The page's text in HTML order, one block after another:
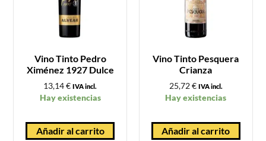
Vino Tinto Pedro
Ximénez 1927 Dulce
13,14€ IVA incl.
Hay existencias
Añadir al carrito
Vino Tinto Pesquera
Crianza
25,72€ IVA incl.
Hay existencias
Añadir al carrito